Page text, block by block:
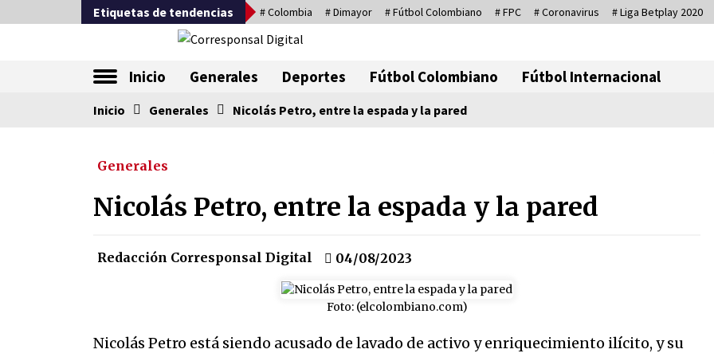
al
Etiquetas de tendencias # Colombia # Dimayor # Fútbol Colombiano # FPC # Coronavirus # Liga Betplay 2020
Corresponsal
Inicio Generales Deportes Fútbol Colombiano Fútbol Internacional
Tendencia ahora
07/08/2026
Corina Machado y su sed de
poder
16/01/2026
las patas
manda capitán, no manda
Inicio Generales Nicolás Petro, entre la espada y la pared
Generales
Nicolás Petro, entre la espada y la pared
Redacción Corresponsal Digital 04/08/2023
Foto: (elcolombiano.com)
Nicolás Petro está siendo acusado de lavado de activo y enriquecimiento ilícito, y su